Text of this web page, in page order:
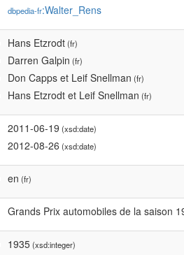
dbpedia-fr:Walter_Rens
Hans Etzrodt(fr)
Darren Galpin (fr)
Don Capps et Leif Snellman (fr)
Hans Etzrodt et Leif Snellman (fr)
2011-06-19 (xsd:date)
2012-08-26 (xsd:date)
en (fr)
Grands Prix automobiles de la saison
1935(xsd:integer)